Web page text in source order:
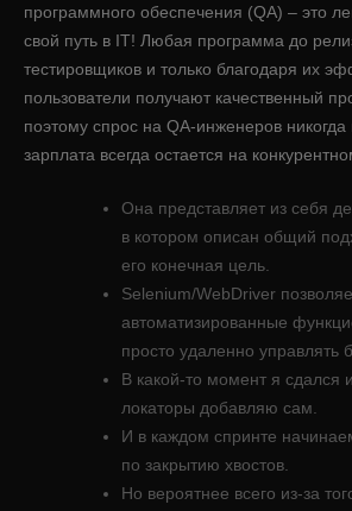
программного обеспечения (QA) – это
свой путь в IТ! Любая программа до
тестировщиков и только благодаря их
пользователи получают качественный
поэтому спрос на QA-инженеров никогда
зарплата всегда остается на
Она представляет из себя
в котором описан общий
его конечная цель.
Selenium/WebDriver
автоматизированные
просто удаленно управлять
В какой-то момент я сдался
локаторы добавляю сам.
И в каждом спринте
по закрытию хвостов.
Но вероятнее всего из-за